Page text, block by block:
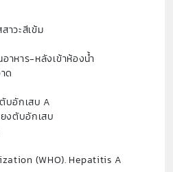
าวะสีเข้ม
หาร-หลังเข้าห้องน้ำ
ด
บอักเสบ A
งตับอักเสบ
(WHO). Hepatitis A